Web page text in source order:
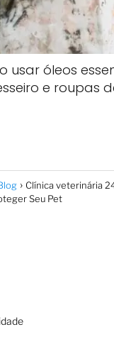
usar óleos
e roupas
Clínica veterinária
Seu Pet